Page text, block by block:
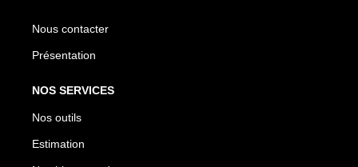
Nous contacter
Présentation
NOS SERVICES
Nos outils
Estimation